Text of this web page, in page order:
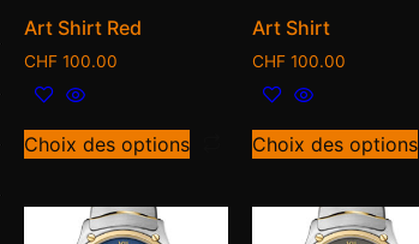
Art Shirt Red
CHF 100.00
Choix des options
Art Shirt
CHF 100.00
Choix des options